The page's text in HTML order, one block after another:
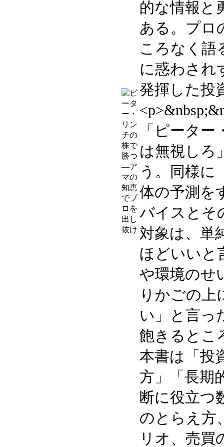
的な情報と
ある。プロ
ころなく語
に惑わされ
発揮した投
「ピータ
は無視しろ
う。同様に
体の予測を
バイスとそ
対象は、単
ほどいいと
や環境のせ
りかごの上
い」と言っ
飽きるとこ
本書は「投
方」「長期
断に役立つ
のとらえ方
リオ、売買